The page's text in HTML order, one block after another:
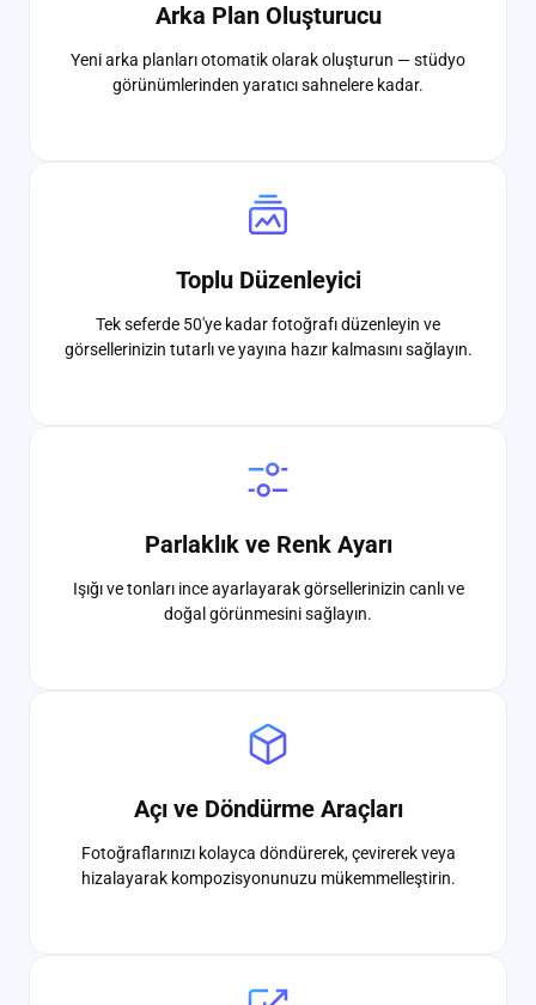
Arka Plan Oluşturucu
Yeni arka planları otomatik olarak oluşturun — stüdyo
görünümlerinden yaratıcı sahnelere kadar.
Toplu Düzenleyici
Tek seferde 50'ye kadar fotoğrafı düzenleyin ve
görsellerinizin tutarlı ve yayına hazır kalmasını sağlayın.
Parlaklık ve Renk Ayarı
Işığı ve tonları ince ayarlayarak görsellerinizin canlı ve
doğal görünmesini sağlayın.
Açı ve Döndürme Araçları
Fotoğraflarınızı kolayca döndürerek, çevirerek veya
hizalayarak kompozisyonunuzu mükemmelleştirin.